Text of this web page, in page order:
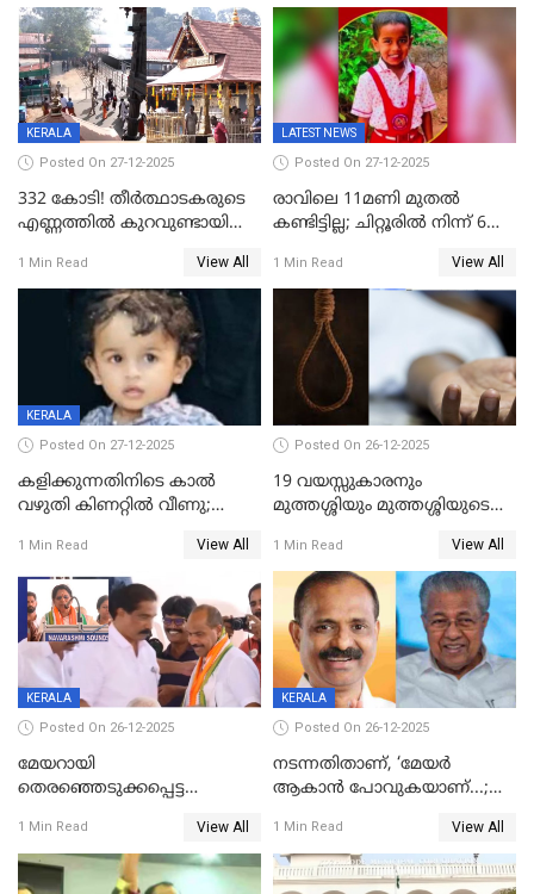
ഫേഷ്യലിന് 300 രൂപ
ആവശ്യപ്പെട്ടതിനെച്ചൊല്ലി
KERALA
Posted On 27-12-2025
332 കോടി! തീർത്ഥാടകരുടെ
എണ്ണത്തിൽ കുറവുണ്ടായിട്ടും
കുതിച്ചുയരുന്നു
1 Min Read View All
LATEST NEWS
Posted On 27-12-2025
രാവിലെ 11മണി മുതൽ
കണ്ടിട്ടില്ല; ചിറ്റൂരിൽ നിന്ന് 6
1 Min Read View All
KERALA
Posted On 27-12-2025
കളിക്കുന്നതിനിടെ കാൽ
വഴുതി കിണറ്റിൽ വീണു;
ദാരുണാന്ത്യം
1 Min Read View All
Posted On 26-12-2025
19 വയസ്സുകാരനും
മുത്തശ്ശിയും മുത്തശ്ശിയുടെ
മരിച്ചനിലയിൽ
1 Min Read View All
KERALA
Posted On 26-12-2025
മേയറായി
തെരഞ്ഞെടുക്കപ്പെട്ട
ആദ്യ വോട്ട് അസാധു; കണ്ണൂർ
ഡെപ്യൂട്ടി മേയർ സ്ഥാനത്ത്
താഹിറിന് വിജയം
1 Min Read View All
KERALA
Posted On 26-12-2025
നടന്നതിതാണ്, ‘മേയർ
ആകാൻ പോവുകയാണ്...;
മുഖ്യമന്ത്രിയുടെ ഓഫീസ്
തന്നെ വിശദീകരിയ്ക്കുന്നു;
സത്യമിതാണ്
1 Min Read View All